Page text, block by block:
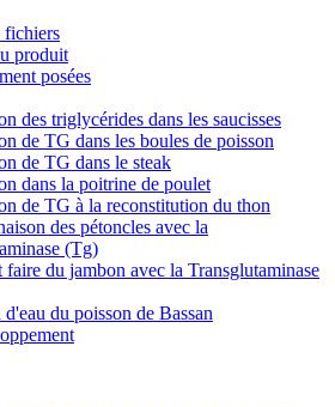
fichiers
produit
posées
des triglycérides dans les saucisses
de TG dans les boules de poisson
de TG dans le steak
dans la poitrine de poulet
de TG à la reconstitution du thon
des pétoncles avec la
(Tg)
faire du jambon avec la Transglutaminase
du poisson de Bassan